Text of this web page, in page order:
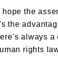
hope the
the
always a
rights